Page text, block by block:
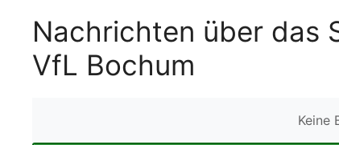
Nachrichten über das
VfL Bochum
Keine